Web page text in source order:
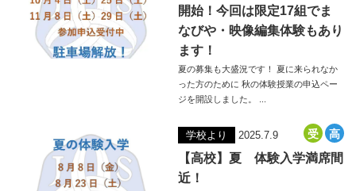
開始！今回は限定17組でま
なびや・映像編集体験もあり
ます！
夏の募集も大盛況です！ 夏に来られなか
った方のために 秋の体験授業の申込ペー
ジを開設しました。 ...
学校より 2025.7.9
【高校】夏 体験入学満席間
近！